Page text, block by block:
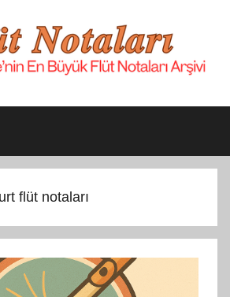
flüt notaları